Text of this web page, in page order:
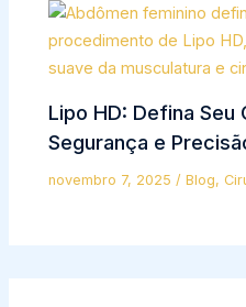
Lipo HD: Defina Seu
Segurança e
novembro 7, 2025/Blog,